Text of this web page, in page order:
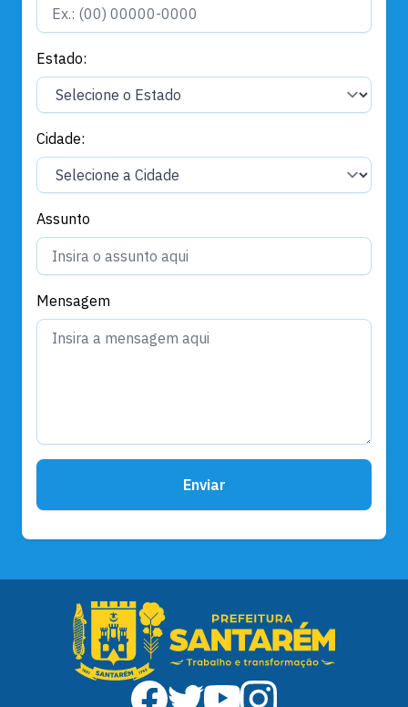
Estado:
Cidade:
Assunto
Mensagem
Enviar